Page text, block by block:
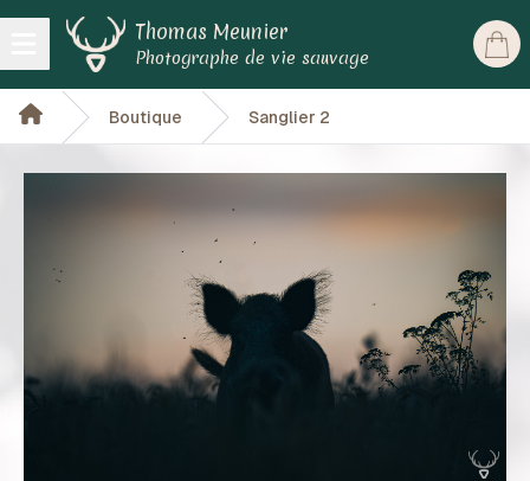
Open main menu
Thomas Meunier
Photographe de vie sauvage
Boutique Sanglier 2